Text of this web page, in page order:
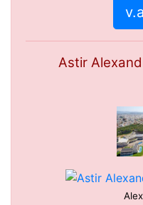
Astir